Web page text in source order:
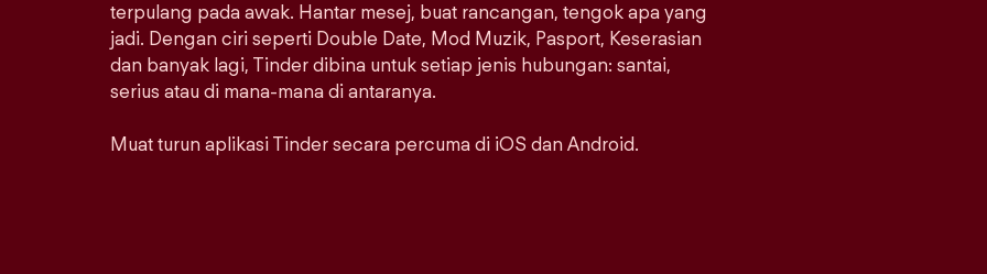
terpulang pada awak. Hantar mesej, buat rancangan, tengok apa yang
jadi. Dengan ciri seperti Double Date, Mod Muzik, Pasport, Keserasian
dan banyak lagi, Tinder dibina untuk setiap jenis hubungan: santai,
serius atau di mana-mana di antaranya.
Muat turun aplikasi Tinder secara percuma di iOS dan Android.